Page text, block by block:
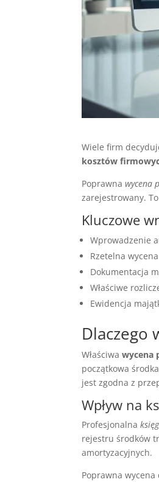
Wiele firm
kosztów
Poprawnawycena
zarejestrowany.
Kluczowe
Wprowadzenie
Rzetelna
Dokumentacja
Właściwe
Ewidencja
Dlaczego
Właściwawycena
początkowa
jest zgodna z
Wpływ na
Profesjonalna
rejestru środków
amortyzacyjnych.
Poprawna